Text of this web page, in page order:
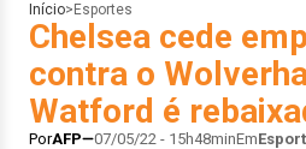
Início> Esportes
Chelsea cede
contra o
Watford é
PorAFP 07/05/22 - 15h48minEm